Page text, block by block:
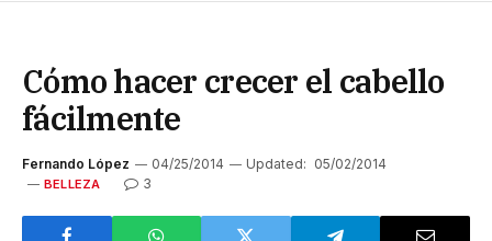
Cómo hacer crecer el cabello
fácilmente
Fernando López 04/25/2014 Updated: 05/02/2014
BELLEZA 3